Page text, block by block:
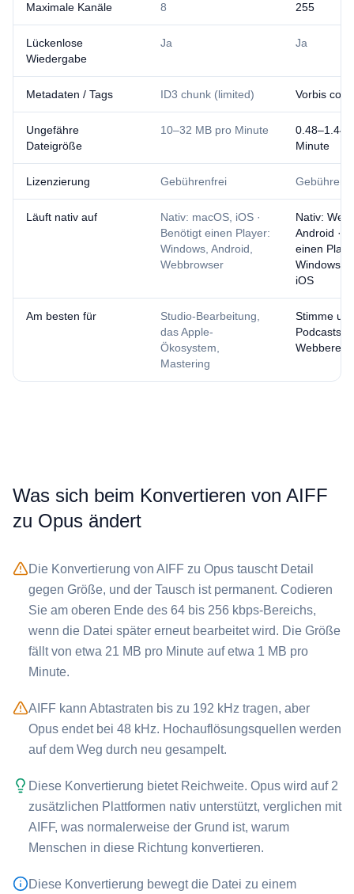
Maximale Kanäle 8 255
Lückenlose
Wiedergabe
Ja Ja
Metadaten / Tags ID3 chunk (limited) Vorbis
Ungefähre
Dateigröße
10–32 MB pro Minute
0.48–1.44
Minute
Lizenzierung Gebührenfrei
Läuft nativ auf
Nativ: macOS, iOS ·
Benötigt einen Player:
Windows, Android,
Webbrowser
Nativ:
Android ·
einen
Windows,
iOS
Am besten für
Studio-Bearbeitung,
das Apple-
Ökosystem,
Mastering
Stimme
Podcasts,
Was sich beim Konvertieren von ⁦AIFF⁩
zu ⁦Opus⁩ ändert
Die Konvertierung von ⁦AIFF⁩ zu ⁦Opus⁩ tauscht Detail
gegen Größe, und der Tausch ist permanent. Codieren
Sie am oberen Ende des 64 bis 256 kbps-Bereichs,
wenn die Datei später erneut bearbeitet wird. Die Größe
fällt von etwa 21 MB pro Minute auf etwa 1 MB pro
Minute.
⁦AIFF⁩ kann Abtastraten bis zu 192 kHz tragen, aber
⁦Opus⁩ endet bei 48 kHz. Hochauflösungsquellen werden
auf dem Weg durch neu gesampelt.
Diese Konvertierung bietet Reichweite. ⁦Opus⁩ wird auf 2
zusätzlichen Plattformen nativ unterstützt, verglichen mit
⁦AIFF⁩, was normalerweise der Grund ist, warum
Menschen in diese Richtung konvertieren.
Diese Konvertierung bewegt die Datei zu einem